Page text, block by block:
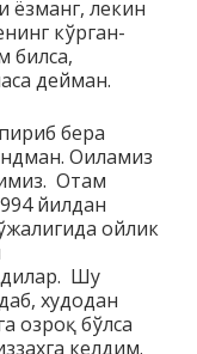
ёзманг, лекин
кўрган-
билса,
дейман.
бера
Оиламиз
Отам
йилдан
ойлик
Шу
худодан
озроқ бўлса
келдим.